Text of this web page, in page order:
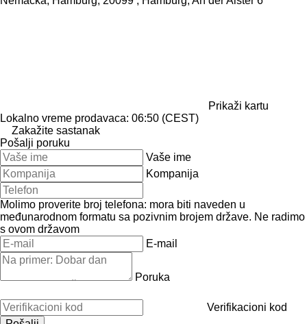
Prikaži kartu
Lokalno vreme prodavaca: 06:50 (CEST)
Zakažite sastanak
Pošalji poruku
Vaše ime
Kompanija
Molimo proverite broj telefona: mora biti naveden u
međunarodnom formatu sa pozivnim brojem države. Ne radimo
s ovom državom
E-mail
Poruka
Verifikacioni kod